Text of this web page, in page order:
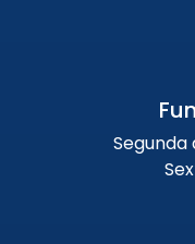
Segunda